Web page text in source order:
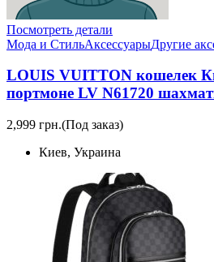
Посмотреть детали
Мода и СтильАксессуарыДругие
LOUIS VUITTON кошелек
портмоне LV N61720
2,999 грн.(Под заказ)
Киев, Украина